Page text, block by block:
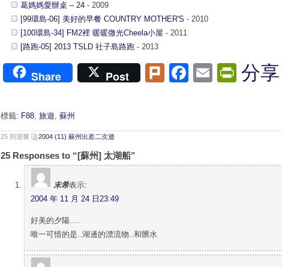
葛媽媽愛辦桌 – 24 - 2009
[99環島-06] 美好的早餐 COUNTRY MOTHER'S - 2010
[100環島-34] FM2裡 暖暖微光Cheela小屋 - 2011
[路跑-05] 2013 TSLD 社子島路跑 - 2013
Share Post PlurkFacebook
Email分享
標籤: F88, 旅遊, 蘇州
25 則迴響 2004 (11) 蘇州出差二次遊
25 Responses to “[蘇州] 太湖船”
末希表示:
2004 年 11 月 24 日23:49
好美的夕陽….
唯一可惜的是..湖邊的漂流物..和髒水